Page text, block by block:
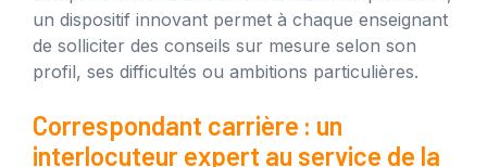
un dispositif innovant permet à chaque enseignant
de solliciter des conseils sur mesure selon son
profil, ses difficultés ou ambitions particulières.
Correspondant carrière : un
interlocuteur expert au service de la